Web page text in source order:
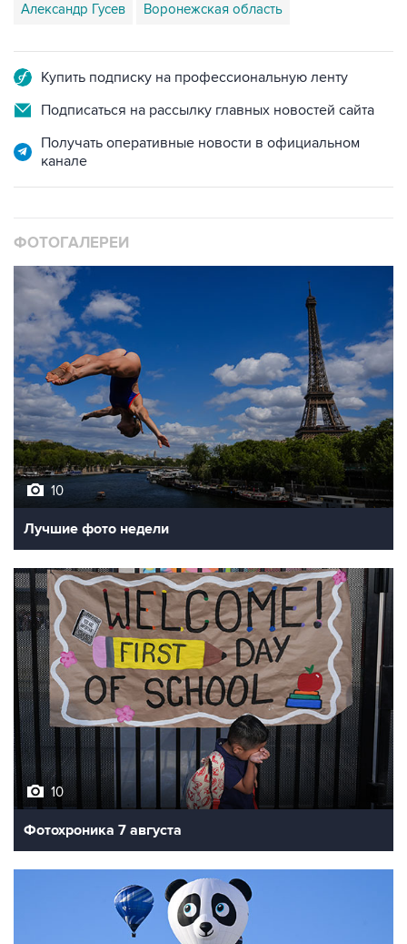
Александр Гусев Воронежская область
Купить подписку на профессиональную ленту
Подписаться на рассылку главных новостей сайта
Получать оперативные новости в официальном
канале
ФОТОГАЛЕРЕИ
10
Лучшие фото недели
10
Фотохроника 7 августа